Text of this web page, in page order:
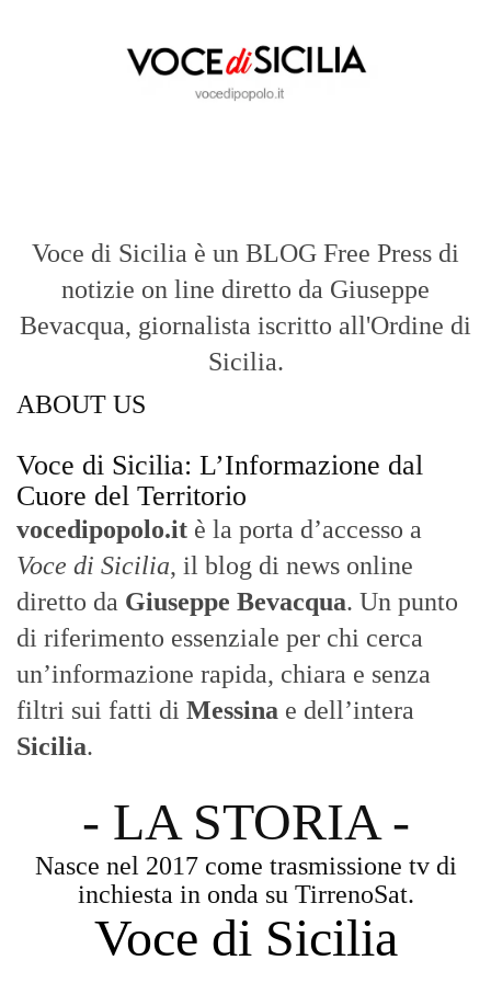
Voce di Sicilia è un BLOG Free Press di
notizie on line diretto da Giuseppe
Bevacqua, giornalista iscritto all'Ordine di
Sicilia.
ABOUT US
Voce di Sicilia: L’Informazione dal
Cuore del Territorio
vocedipopolo.it è la porta d’accesso a
Voce di Sicilia, il blog di news online
diretto da Giuseppe Bevacqua. Un punto
di riferimento essenziale per chi cerca
un’informazione rapida, chiara e senza
filtri sui fatti di Messina e dell’intera
Sicilia.
- LA STORIA -
Nasce nel 2017 come trasmissione tv di
inchiesta in onda su TirrenoSat.
Voce di Sicilia